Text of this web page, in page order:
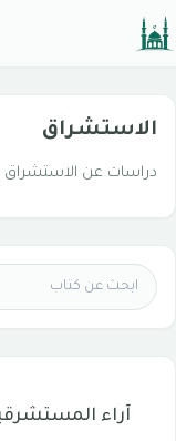
الاستشراق
دراسات عن
آراء